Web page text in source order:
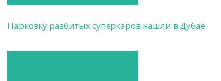
Парковку разбитых суперкаров нашли в Дубае